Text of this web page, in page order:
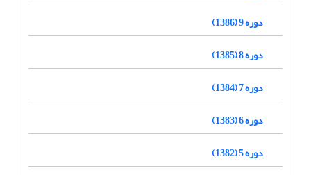
دوره 9 (1386)
دوره 8 (1385)
دوره 7 (1384)
دوره 6 (1383)
دوره 5 (1382)